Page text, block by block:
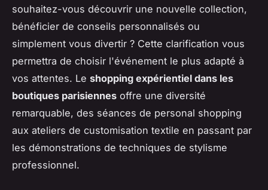
souhaitez-vous découvrir une nouvelle collection,
bénéficier de conseils personnalisés ou
simplement vous divertir ? Cette clarification vous
permettra de choisir l'événement le plus adapté à
vos attentes. Le shopping expérientiel dans les
boutiques parisiennes offre une diversité
remarquable, des séances de personal shopping
aux ateliers de customisation textile en passant par
les démonstrations de techniques de stylisme
professionnel.